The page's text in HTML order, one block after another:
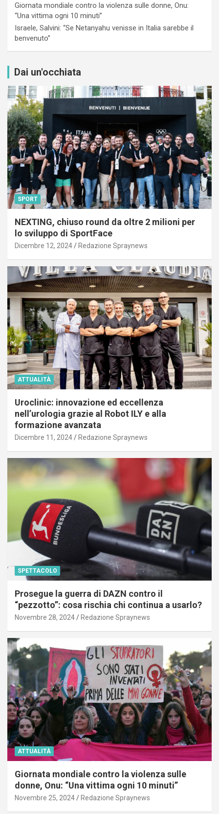
Giornata mondiale contro la violenza sulle donne, Onu:
“Una vittima ogni 10 minuti”
Israele, Salvini: “Se Netanyahu venisse in Italia sarebbe il
benvenuto”
Dai un'occhiata
SPORT
NEXTING, chiuso round da oltre 2 milioni per
lo sviluppo di SportFace
Dicembre 12, 2024 Redazione Spraynews
ATTUALITÀ
Uroclinic: innovazione ed eccellenza
nell’urologia grazie al Robot ILY e alla
formazione avanzata
Dicembre 11, 2024 Redazione Spraynews
SPETTACOLO
Prosegue la guerra di DAZN contro il
“pezzotto”: cosa rischia chi continua a usarlo?
Novembre 28, 2024 Redazione Spraynews
ATTUALITÀ
Giornata mondiale contro la violenza sulle
donne, Onu: “Una vittima ogni 10 minuti”
Novembre 25, 2024 Redazione Spraynews